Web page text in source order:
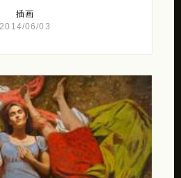
插画
2014/06/03